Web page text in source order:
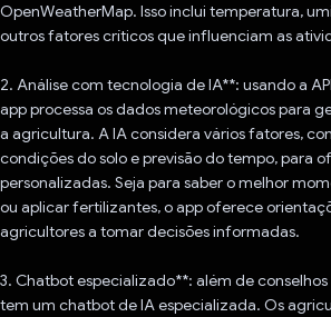
OpenWeatherMap. Isso inclui temperatura,
outros fatores críticos que influenciam as
2. Análise com tecnologia de IA**: usando a
app processa os dados meteorológicos para
a agricultura. A IA considera vários fatores,
condições do solo e previsão do tempo, para
personalizadas. Seja para saber o melhor
ou aplicar fertilizantes, o app oferece
agricultores a tomar decisões informadas.
3. Chatbot especializado**: além de
tem um chatbot de IA especializada. Os